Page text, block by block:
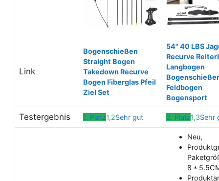
Link
Bogenschießen
Straight Bogen
Takedown Recurve
Bogen Fiberglas Pfeil
Ziel Set
54" 40 LBS
Recurve
Langbogen
Feldbogen
Bogensport
Testergebnis 1. Platz1,2Sehr gut 2. Platz1,3Sehr
Neu,
8 *